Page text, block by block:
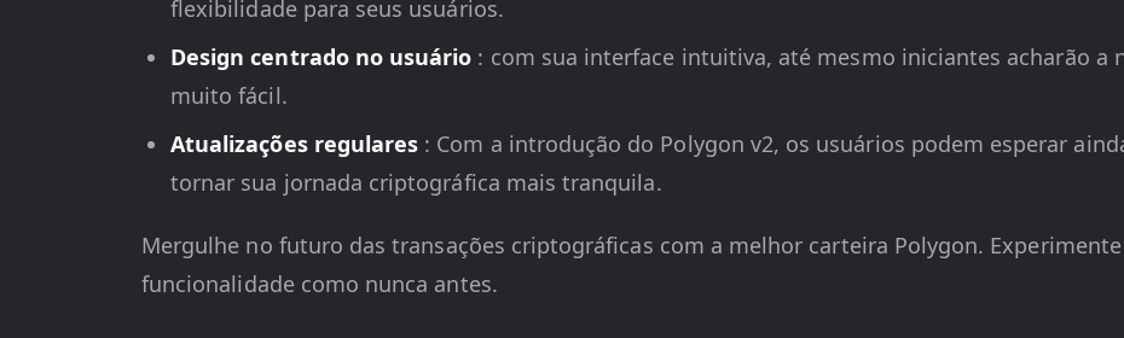
flexibilidade para seus usuários.
Design centrado no usuário : com sua interface intuitiva, até mesmo iniciantes acharão a
muito fácil.
Atualizações regulares : Com a introdução do Polygon v2, os usuários podem esperar
tornar sua jornada criptográfica mais tranquila.
Mergulhe no futuro das transações criptográficas com a melhor carteira Polygon.
funcionalidade como nunca antes.